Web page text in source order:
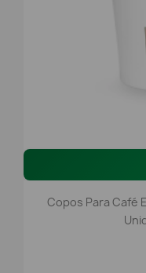
Copos Para Café